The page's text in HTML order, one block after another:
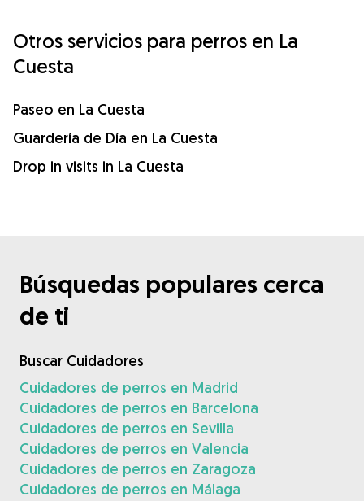
Otros servicios para perros en La
Cuesta
Paseo en La Cuesta
Guardería de Día en La Cuesta
Drop in visits in La Cuesta
Búsquedas populares cerca
de ti
Buscar Cuidadores
Cuidadores de perros en Madrid
Cuidadores de perros en Barcelona
Cuidadores de perros en Sevilla
Cuidadores de perros en Valencia
Cuidadores de perros en Zaragoza
Cuidadores de perros en Málaga